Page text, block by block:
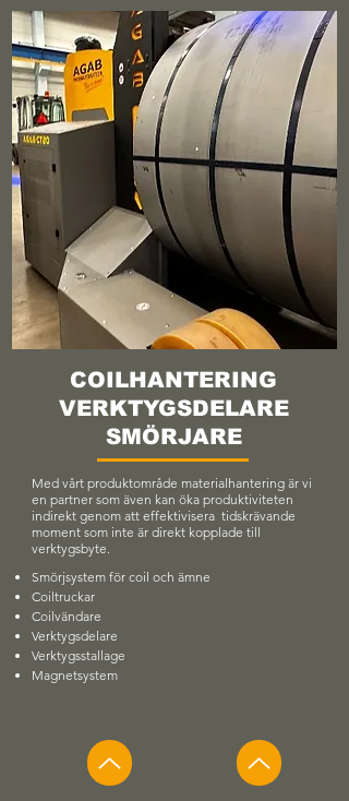
COILHANTERING
VERKTYGSDELARE
SMÖRJARE
Med vårt produktområde materialhantering är vi
en partner som även kan öka produktiviteten
indirekt genom att effektivisera tidskrävande
moment som inte är direkt kopplade till
verktygsbyte.
Smörjsystem för coil och ämne
Coiltruckar
Coilvändare
Verktygsdelare
Verktygsstallage
Magnetsystem